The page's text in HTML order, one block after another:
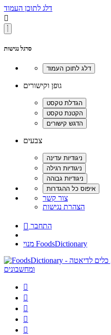
דלג לתוכן העמוד

סרגל נגישות
גופן וקישורים
צבעים
צור קשר
הצהרת נגישות
 התחבר
מנוי FoodsDictionary




